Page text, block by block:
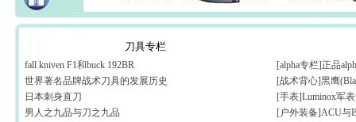
刀具专栏
fall kniven F1和buck 192BR
世界著名品牌战术刀具的发展历史
日本刺身直刀
男人之九品与刀之九品
[alpha专栏]正品
[战术背心]黑鹰
[手表]Luminox军
[户外装备]ACU与